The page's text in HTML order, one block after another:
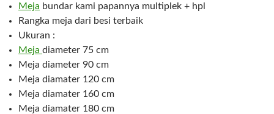
Meja bundar kami papannya multiplek + hpl
Rangka meja dari besi terbaik
Ukuran :
Meja diameter 75 cm
Meja diameter 90 cm
Meja diamater 120 cm
Meja diamater 160 cm
Meja diamater 180 cm